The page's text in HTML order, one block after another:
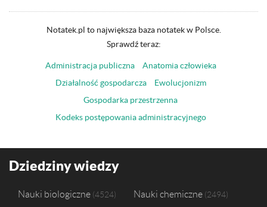
Notatek.pl to największa baza notatek w Polsce.
Sprawdź teraz:
Administracja publiczna
Anatomia człowieka
Działalność gospodarcza
Ewolucjonizm
Gospodarka przestrzenna
Kodeks postępowania administracyjnego
Dziedziny wiedzy
Nauki biologiczne 4524 Nauki chemiczne 2494